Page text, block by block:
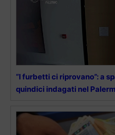
“I furbetti ci riprovano”: a
quindici indagati nel